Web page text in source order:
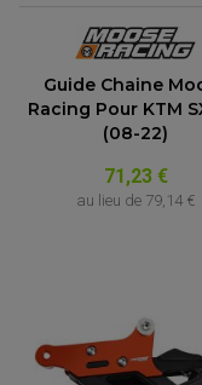
Guide Chaine
Racing Pour KTM
(08-22)
71,23 €
au lieu de 79,14 €